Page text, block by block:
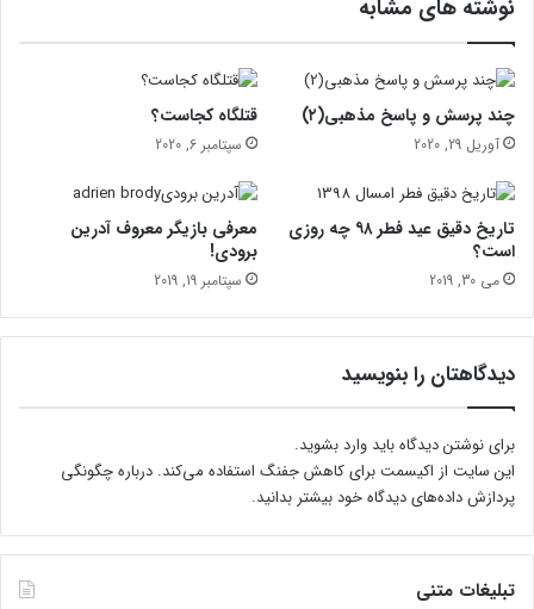
ع
ط
ل
ا
ت
و
و
ز
ی
نوشته های مشابه
چند پرسش و پاسخ مذهبی(۲)
آوریل 29, 2020
قتلگاه کجاست؟
سپتامبر 6, 2020
تاریخ دقیق عید فطر ۹۸ چه روزی
است؟
می 30, 2019
معرفی بازیگر معروف آدرین
برودی!
سپتامبر 19, 2019
دیدگاهتان را بنویسید
برای نوشتن دیدگاه باید وارد بشوید.
این سایت از اکیسمت برای کاهش جفنگ استفاده می‌کند. درباره چگونگی
پردازش داده‌های دیدگاه خود بیشتر بدانید.
تبلیغات متنی